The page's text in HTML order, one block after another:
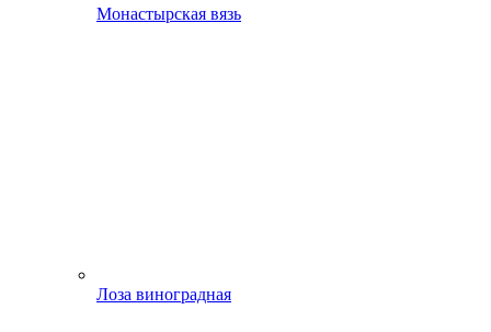
Монастырская вязь
Лоза виноградная